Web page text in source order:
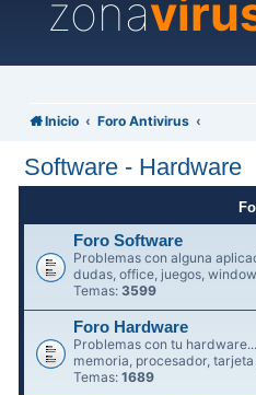
zona
Inicio Foro Antivirus
Software - Hardware
Foro Software
Problemas con alguna
dudas, office, juegos,
Temas: 3599
Foro Hardware
Problemas con tu
memoria, procesador, tarjeta
Temas:1689